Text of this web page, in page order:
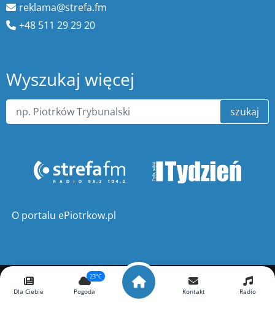
reklama@strefa.fm
+48 511 29 29 20
Wyszukaj więcej
szukaj
O portalu ePiotrkow.pl
Copyright © ePiotrkow.pl . Wszelkie prawa zastrzeżone.
Dla Ciebie
23°C
Pogoda Kontakt Radio